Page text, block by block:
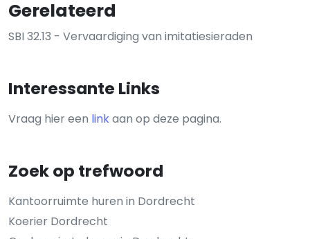
Gerelateerd
SBI 32.13 - Vervaardiging van imitatiesieraden
Interessante Links
Vraag hier een linkaan op deze pagina.
Zoek op trefwoord
Kantoorruimte huren in Dordrecht
Koerier Dordrecht